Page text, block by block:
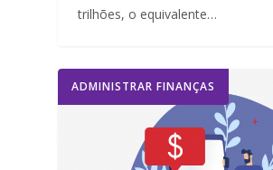
trilhões, o equivalente…
ADMINISTRAR FINANÇAS